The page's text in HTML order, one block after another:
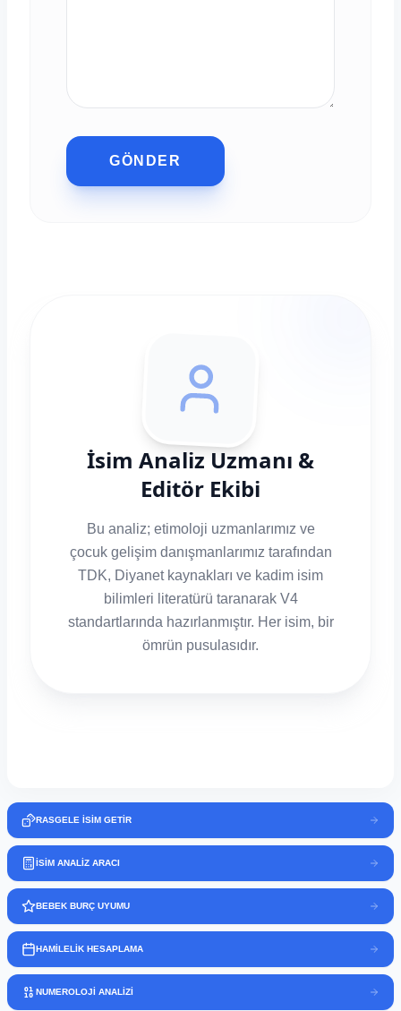
RASGELE İSİM GETİR
İSİM ANALİZ ARACI
BEBEK BURÇ UYUMU
HAMİLELİK HESAPLAMA
NUMEROLOJİ ANALİZİ
GÖNDER
İsim Analiz Uzmanı &
Editör Ekibi
Bu analiz; etimoloji uzmanlarımız ve
çocuk gelişim danışmanlarımız tarafından
TDK, Diyanet kaynakları ve kadim isim
bilimleri literatürü taranarak V4
standartlarında hazırlanmıştır. Her isim, bir
ömrün pusulasıdır.